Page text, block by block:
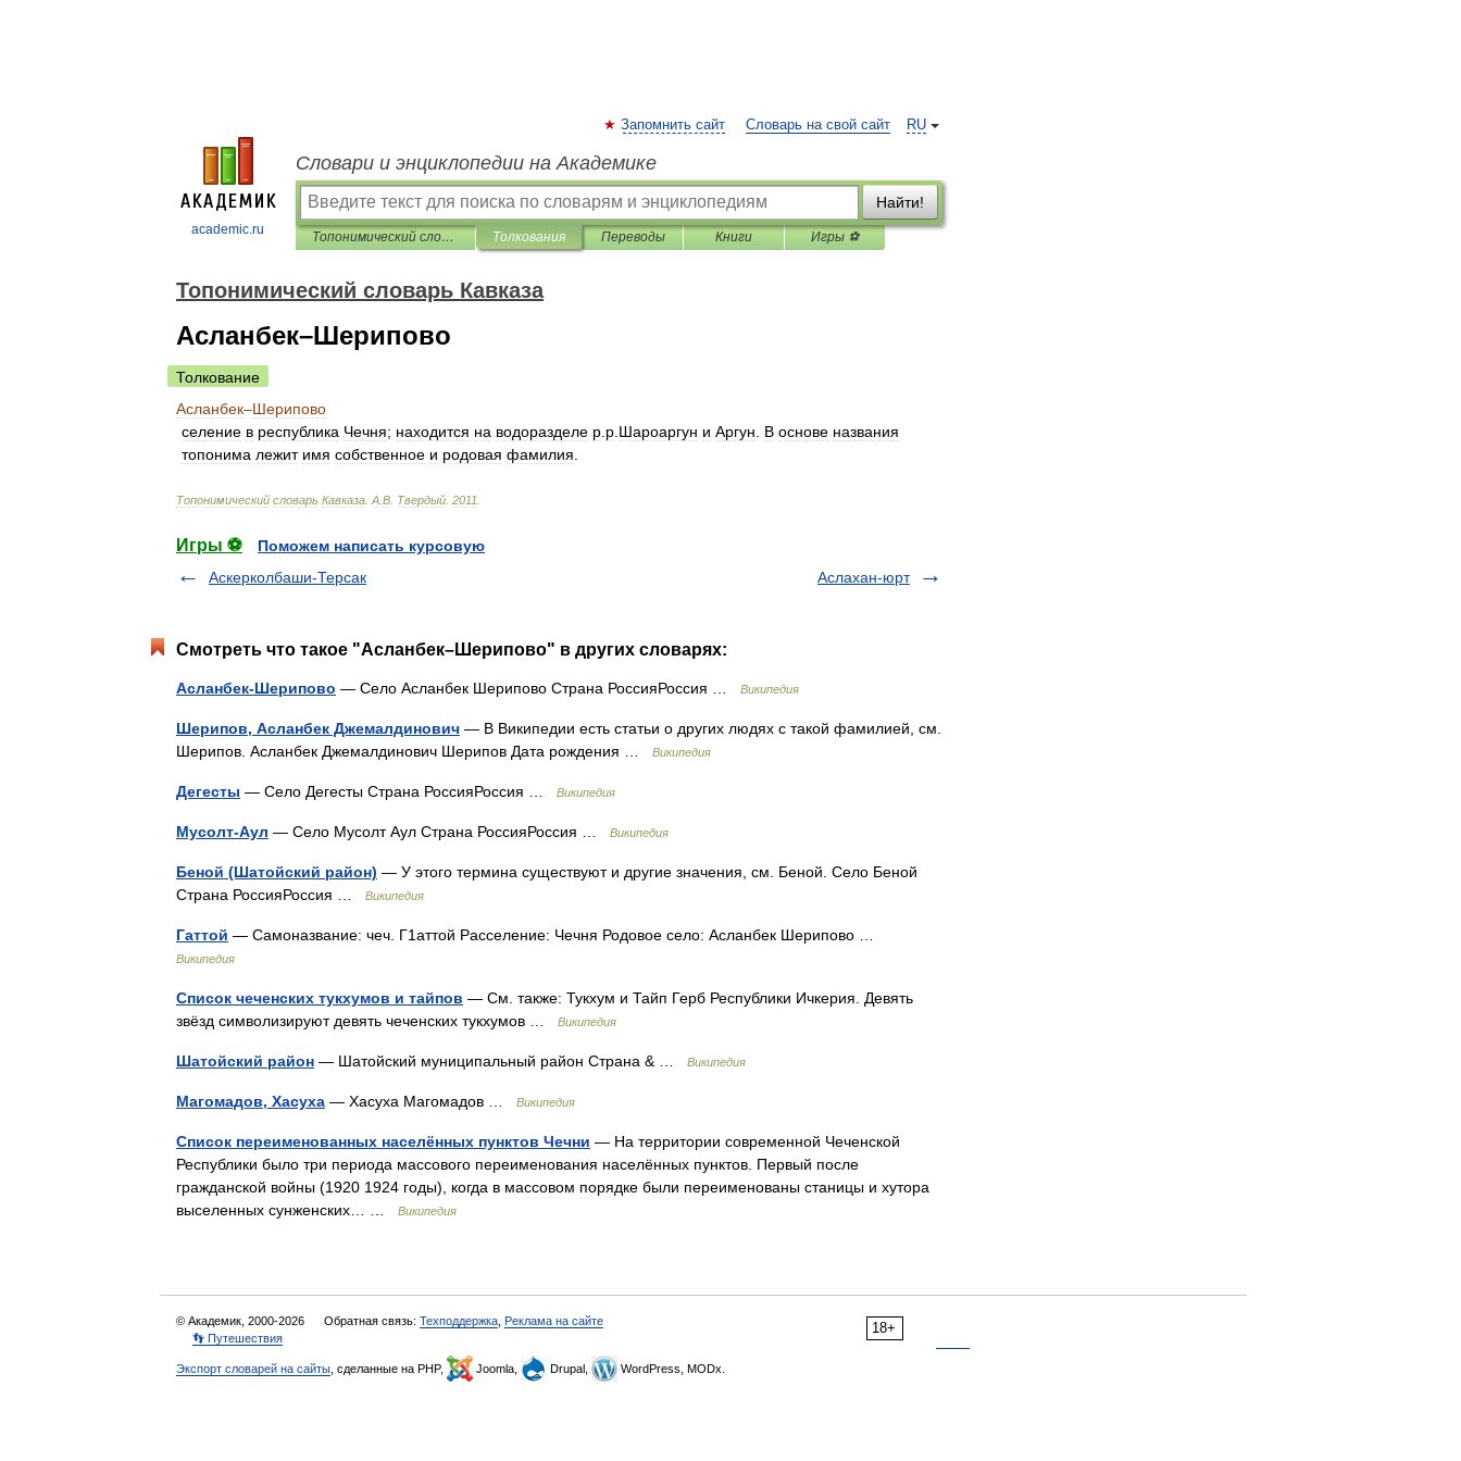
academic.ru
RU
Запомнить сайт Словарь на свой сайт
Словари и энциклопедии на Академике
Найти!
Топонимический словарь Кавказа Толкования Переводы Книги Игры ⚽
Топонимический словарь Кавказа
Асланбек–Шерипово
Толкование
Асланбек–Шерипово
селение в республика Чечня; находится на водоразделе р р Шароаргун и Аргун В основе названия
топонима лежит имя собственное и родовая фамилия
Топонимический словарь Кавказа А В Твердый 2011
Игры ⚽
Поможем написать курсовую
Аскерколбаши-Терсак
Аслахан-юрт
Смотреть что такое "Асланбек–Шерипово" в других словарях:
Асланбек-Шерипово — Село Асланбек Шерипово Страна РоссияРоссия … Википедия
Шерипов, Асланбек Джемалдинович — В Википедии есть статьи о других людях с такой фамилией, см.
Шерипов. Асланбек Джемалдинович Шерипов Дата рождения …
Википедия
Дегесты — Село Дегесты Страна РоссияРоссия … Википедия
Мусолт-Аул — Село Мусолт Аул Страна РоссияРоссия … Википедия
Беной (Шатойский район) — У этого термина существуют и другие значения, см. Беной. Село Беной
Страна РоссияРоссия …
Википедия
Гаттой — Самоназвание: чеч. Г1аттой Расселение: Чечня Родовое село: Асланбек Шерипово …
Википедия
Список чеченских тукхумов и тайпов — См. также: Тукхум и Тайп Герб Республики Ичкерия. Девять
звёзд символизируют девять чеченских тукхумов …
Википедия
Шатойский район — Шатойский муниципальный район Страна & … Википедия
Магомадов, Хасуха — Хасуха Магомадов … Википедия
Список переименованных населённых пунктов Чечни — На территории современной Чеченской
Республики было три периода массового переименования населённых пунктов. Первый после
гражданской войны (1920 1924 годы), когда в массовом порядке были переименованы станицы и хутора
выселенных сунженских… …
Википедия
18+
© Академик, 2000-2026 Обратная связь: Техподдержка Реклама на сайте
👣 Путешествия
Экспорт словарей на сайты , сделанные на PHP, Joomla, Drupal, WordPress, MODx.